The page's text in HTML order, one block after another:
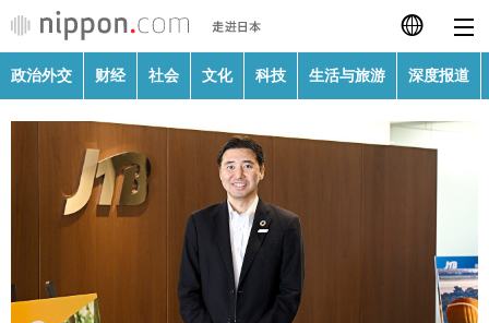
日本語
English
政治外交
政治外交 财经 社会 文化 科技 生活与旅游 深度报道